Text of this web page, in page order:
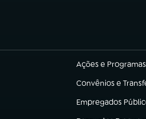
Ações e Programas
(abre em nova aba)
Convênios e
(abre em nova aba)
Empregados
(abre em nova aba)